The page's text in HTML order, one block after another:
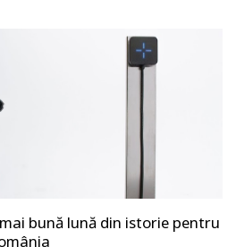
bună lună din istorie pentru